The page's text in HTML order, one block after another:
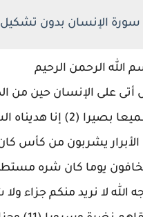
سورة الإنسان بدون تشكيل
الله الرحمن الرحيم